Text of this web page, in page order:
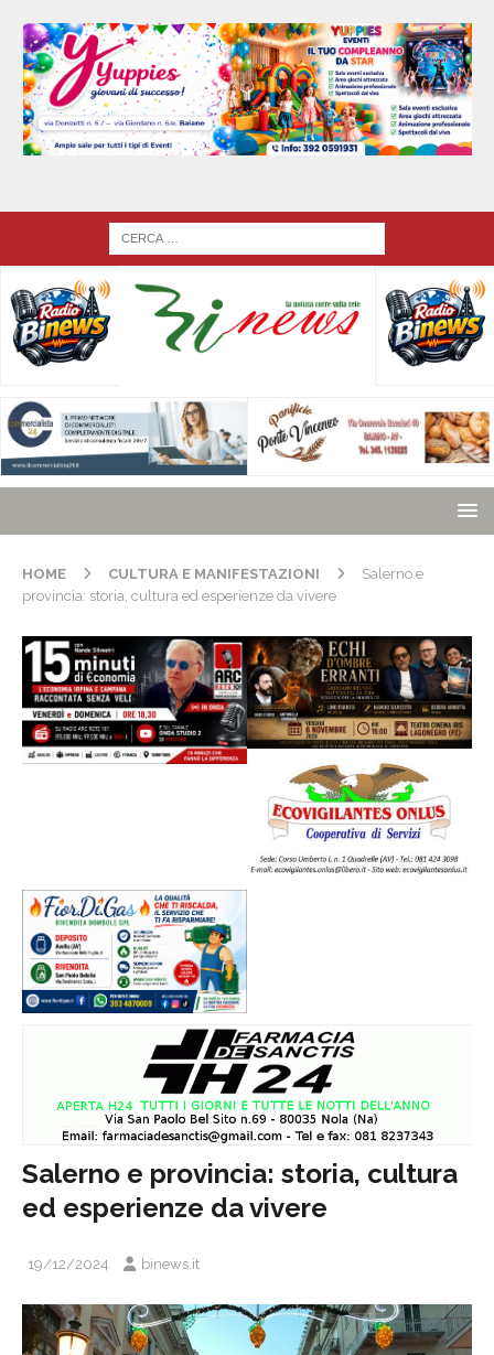
HOME CULTURA E MANIFESTAZIONI
Salerno e
provincia: storia, cultura ed esperienze da vivere
Salerno e provincia: storia, cultura
ed esperienze da vivere
19/12/2024 binews.it